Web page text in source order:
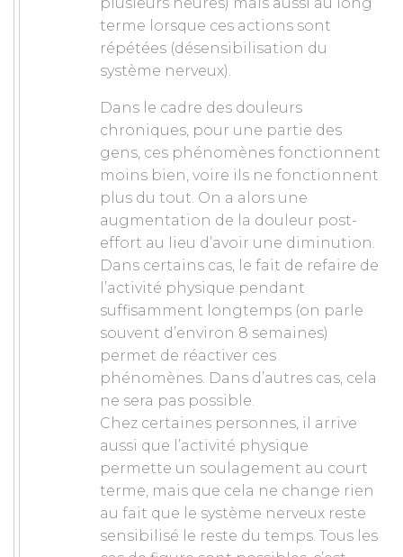
terme lorsque ces actions sont
répétées (désensibilisation du
système nerveux).
Dans le cadre des douleurs
chroniques, pour une partie des
gens, ces phénomènes fonctionnent
moins bien, voire ils ne fonctionnent
plus du tout. On a alors une
augmentation de la douleur post-
effort au lieu d’avoir une diminution.
Dans certains cas, le fait de refaire de
l’activité physique pendant
suffisamment longtemps (on parle
souvent d’environ 8 semaines)
permet de réactiver ces
phénomènes. Dans d’autres cas, cela
ne sera pas possible.
Chez certaines personnes, il arrive
aussi que l’activité physique
permette un soulagement au court
terme, mais que cela ne change rien
au fait que le système nerveux reste
sensibilisé le reste du temps. Tous les